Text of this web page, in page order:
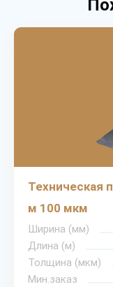
Техническая
м 100 мкм
Ширина (мм)
Длина (м)
Толщина (мкм)
Мин.заказ